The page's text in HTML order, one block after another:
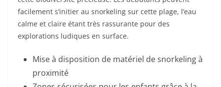
facilement s’initier au snorkeling sur cette plage, l’eau
calme et claire étant très rassurante pour des
explorations ludiques en surface.
Mise à disposition de matériel de snorkeling à
proximité